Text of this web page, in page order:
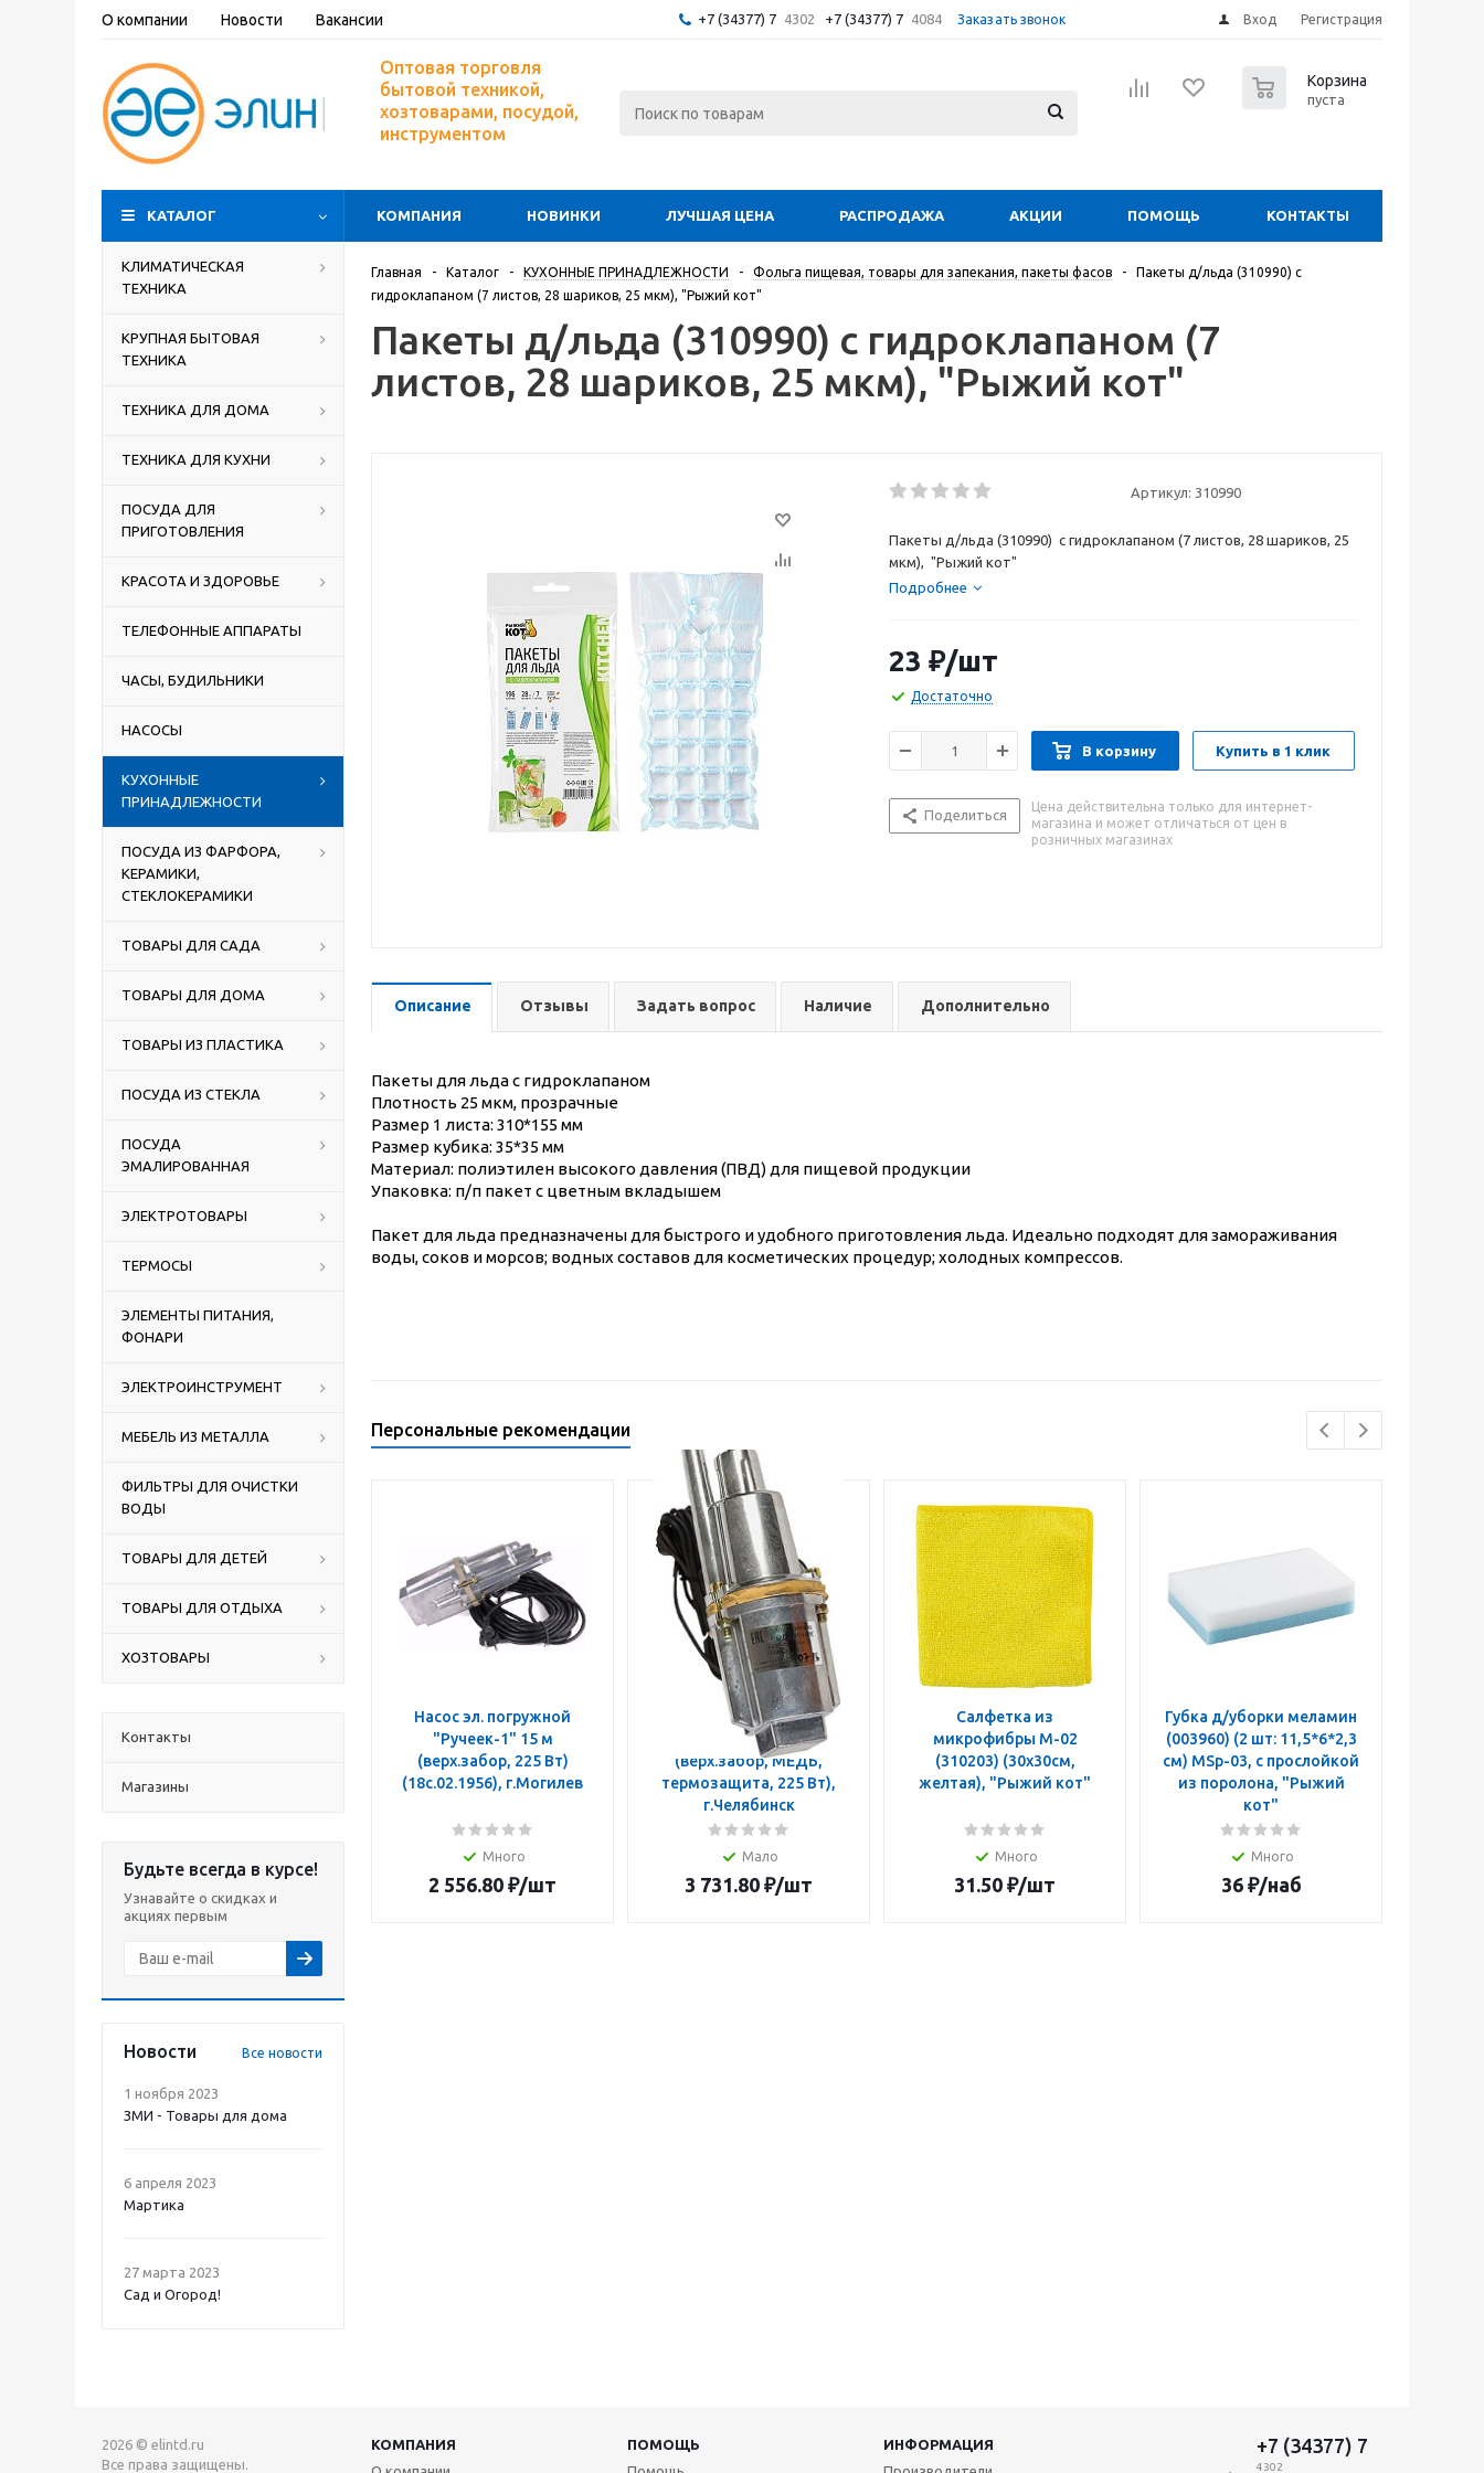
О компании Новости Вакансии +7 (34377) 7 4302 +7 (34377) 7 4084 Заказать звонок Вход Регистрация
Оптовая торговля
бытовой техникой,
хозтоварами, посудой,
инструментом
Корзина
пуста
КАТАЛОГ КОМПАНИЯ НОВИНКИ ЛУЧШАЯ ЦЕНА РАСПРОДАЖА АКЦИИ ПОМОЩЬ КОНТАКТЫ
КЛИМАТИЧЕСКАЯ
ТЕХНИКА
КРУПНАЯ БЫТОВАЯ
ТЕХНИКА
ТЕХНИКА ДЛЯ ДОМА
ТЕХНИКА ДЛЯ КУХНИ
ПОСУДА ДЛЯ
ПРИГОТОВЛЕНИЯ
КРАСОТА И ЗДОРОВЬЕ
ТЕЛЕФОННЫЕ АППАРАТЫ
ЧАСЫ, БУДИЛЬНИКИ
НАСОСЫ
КУХОННЫЕ
ПРИНАДЛЕЖНОСТИ
ПОСУДА ИЗ ФАРФОРА,
КЕРАМИКИ,
СТЕКЛОКЕРАМИКИ
ТОВАРЫ ДЛЯ САДА
ТОВАРЫ ДЛЯ ДОМА
ТОВАРЫ ИЗ ПЛАСТИКА
ПОСУДА ИЗ СТЕКЛА
ПОСУДА
ЭМАЛИРОВАННАЯ
ЭЛЕКТРОТОВАРЫ
ТЕРМОСЫ
ЭЛЕМЕНТЫ ПИТАНИЯ,
ФОНАРИ
ЭЛЕКТРОИНСТРУМЕНТ
МЕБЕЛЬ ИЗ МЕТАЛЛА
ФИЛЬТРЫ ДЛЯ ОЧИСТКИ
ВОДЫ
ТОВАРЫ ДЛЯ ДЕТЕЙ
ТОВАРЫ ДЛЯ ОТДЫХА
ХОЗТОВАРЫ
Контакты
Магазины
Будьте всегда в курсе!
Узнавайте о скидках и
акциях первым
Новости Все новости
1 ноября 2023
ЗМИ - Товары для дома
6 апреля 2023
Мартика
27 марта 2023
Сад и Огород!
Главная - Каталог - КУХОННЫЕ ПРИНАДЛЕЖНОСТИ - Фольга пищевая, товары для запекания, пакеты фасов -
Пакеты д/льда (310990) с
гидроклапаном (7 листов, 28 шариков, 25 мкм), "Рыжий кот"
Пакеты д/льда (310990) с гидроклапаном (7
листов, 28 шариков, 25 мкм), "Рыжий кот"
Артикул: 310990
Пакеты д/льда (310990) с гидроклапаном (7 листов, 28 шариков, 25
мкм), "Рыжий кот"
Подробнее
23 ₽/шт
Достаточно
В корзину Купить в 1 клик
Поделиться
Цена действительна только для интернет-
магазина и может отличаться от цен в
розничных магазинах
Описание Отзывы Задать вопрос Наличие Дополнительно
Пакеты для льда с гидроклапаном
Плотность 25 мкм, прозрачные
Размер 1 листа: 310*155 мм
Размер кубика: 35*35 мм
Материал: полиэтилен высокого давления (ПВД) для пищевой продукции
Упаковка: п/п пакет с цветным вкладышем
Пакет для льда предназначены для быстрого и удобного приготовления льда. Идеально подходят для замораживания
воды, соков и морсов; водных составов для косметических процедур; холодных компрессов.
Персональные рекомендации
Насос эл. погружной
"Ручеек-1" 15 м
(верх.забор, 225 Вт)
(18с.02.1956), г.Могилев
Много
2 556.80 ₽/шт
Насос эл. погружной
"Родничок" 40 м
(верх.забор, МЕДЬ,
термозащита, 225 Вт),
г.Челябинск
Мало
3 731.80 ₽/шт
Салфетка из
микрофибры M-02
(310203) (30х30см,
желтая), "Рыжий кот"
Много
31.50 ₽/шт
Губка д/уборки меламин
(003960) (2 шт: 11,5*6*2,3
см) MSp-03, с прослойкой
из поролона, "Рыжий
кот"
Много
36₽/наб
2026 © elintd.ru
Все права защищены.
КОМПАНИЯ ПОМОЩЬ
ИНФОРМАЦИЯ
+7 (34377) 7
4302